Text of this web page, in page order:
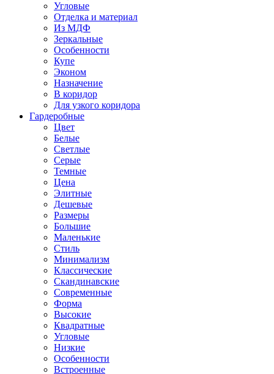
Угловые
Отделка и материал
Из МДФ
Зеркальные
Особенности
Купе
Эконом
Назначение
В коридор
Для узкого коридора
Гардеробные
Цвет
Белые
Светлые
Серые
Темные
Цена
Элитные
Дешевые
Размеры
Большие
Маленькие
Стиль
Минимализм
Классические
Скандинавские
Современные
Форма
Высокие
Квадратные
Угловые
Низкие
Особенности
Встроенные